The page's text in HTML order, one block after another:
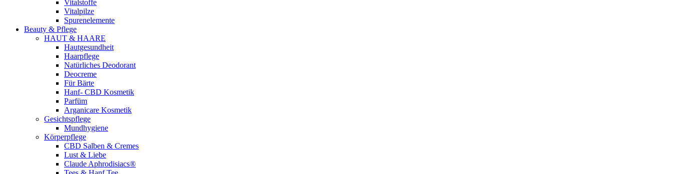
Vitalstoffe
Vitalpilze
Spurenelemente
Beauty & Pflege
HAUT & HAARE
Hautgesundheit
Haarpflege
Natürliches Deodorant
Deocreme
Für Bärte
Hanf- CBD Kosmetik
Parfüm
Arganicare Kosmetik
Gesichtspflege
Mundhygiene
Körperpflege
CBD Salben & Cremes
Lust & Liebe
Claude Aphrodisiacs®